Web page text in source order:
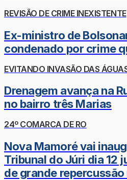
REVISÃO DE CRIME INEXISTENTE
Ex-ministro de
condenado por crime
EVITANDO INVASÃO DAS
Drenagem avança na
no bairro três Marias
24º COMARCA DE RO
Nova Mamoré vai
Tribunal do Júri dia 12
de grande